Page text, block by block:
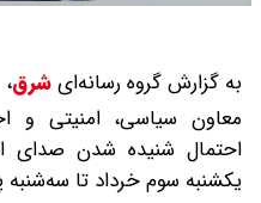
به گزارش گروه رسانه‌ایشرق،
معاون سیاسی، امنیتی و
احتمال شنیده شدن صدای
یکشنبه سوم خرداد تا سه‌شنبه